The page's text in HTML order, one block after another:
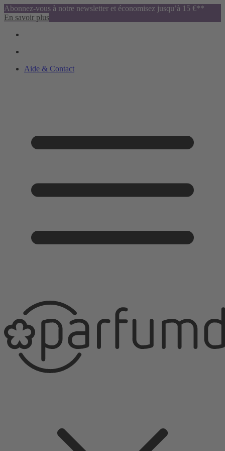
Abonnez-vous à notre newsletter et économisez jusqu’à 15 €**
En savoir plus
Aide & Contact